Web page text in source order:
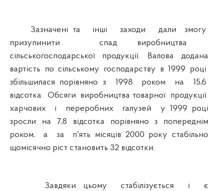
Зазначені та інші заходи дали змогу
призупинити спад виробництва
сільськогосподарської продукції. Валова додана
вартість по сільському господарству в 1999 році
збільшилася порівняно з 1998 роком на 15,6
відсотка. Обсяги виробництва товарної продукції
харчових і переробних галузей у 1999 році
зросли на 7,8 відсотка порівняно з попереднім
роком, а за п'ять місяців 2000 року стабільно
щомісячно ріст становить 32 відсотки.
Завдяки цьому стабілізується і є